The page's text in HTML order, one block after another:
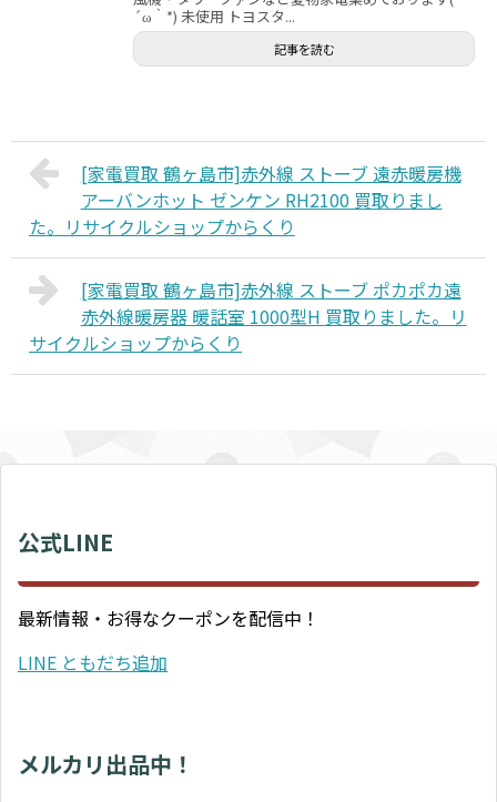
´ω｀*) 未使用 トヨスタ...
記事を読む
[家電買取 鶴ヶ島市]赤外線 ストーブ 遠赤暖房機
アーバンホット ゼンケン RH2100 買取りまし
た。リサイクルショップからくり
[家電買取 鶴ヶ島市]赤外線 ストーブ ポカポカ遠
赤外線暖房器 暖話室 1000型H 買取りました。リ
サイクルショップからくり
公式LINE
最新情報・お得なクーポンを配信中！
LINE ともだち追加
メルカリ出品中！